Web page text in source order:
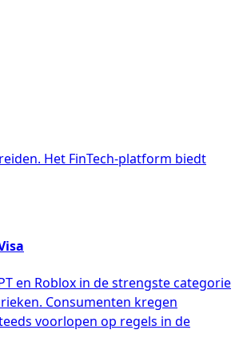
Het FinTech-platform biedt
en Roblox in de strengste categorie
Consumenten kregen
voorlopen op regels in de